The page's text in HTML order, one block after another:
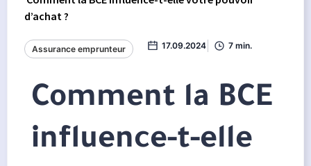
d’achat ?
Assurance emprunteur 17.09.2024 7 min.
Comment la BCE
influence-t-elle